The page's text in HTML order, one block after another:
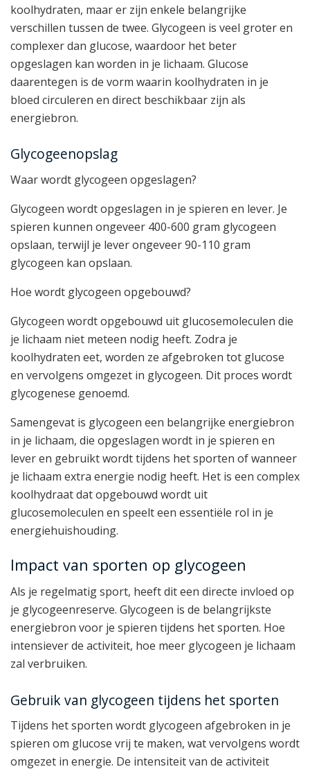
koolhydraten, maar er zijn enkele belangrijke
verschillen tussen de twee. Glycogeen is veel groter en
complexer dan glucose, waardoor het beter
opgeslagen kan worden in je lichaam. Glucose
daarentegen is de vorm waarin koolhydraten in je
bloed circuleren en direct beschikbaar zijn als
energiebron.
Glycogeenopslag
Waar wordt glycogeen opgeslagen?
Glycogeen wordt opgeslagen in je spieren en lever. Je
spieren kunnen ongeveer 400-600 gram glycogeen
opslaan, terwijl je lever ongeveer 90-110 gram
glycogeen kan opslaan.
Hoe wordt glycogeen opgebouwd?
Glycogeen wordt opgebouwd uit glucosemoleculen die
je lichaam niet meteen nodig heeft. Zodra je
koolhydraten eet, worden ze afgebroken tot glucose
en vervolgens omgezet in glycogeen. Dit proces wordt
glycogenese genoemd.
Samengevat is glycogeen een belangrijke energiebron
in je lichaam, die opgeslagen wordt in je spieren en
lever en gebruikt wordt tijdens het sporten of wanneer
je lichaam extra energie nodig heeft. Het is een complex
koolhydraat dat opgebouwd wordt uit
glucosemoleculen en speelt een essentiële rol in je
energiehuishouding.
Impact van sporten op glycogeen
Als je regelmatig sport, heeft dit een directe invloed op
je glycogeenreserve. Glycogeen is de belangrijkste
energiebron voor je spieren tijdens het sporten. Hoe
intensiever de activiteit, hoe meer glycogeen je lichaam
zal verbruiken.
Gebruik van glycogeen tijdens het sporten
Tijdens het sporten wordt glycogeen afgebroken in je
spieren om glucose vrij te maken, wat vervolgens wordt
omgezet in energie. De intensiteit van de activiteit